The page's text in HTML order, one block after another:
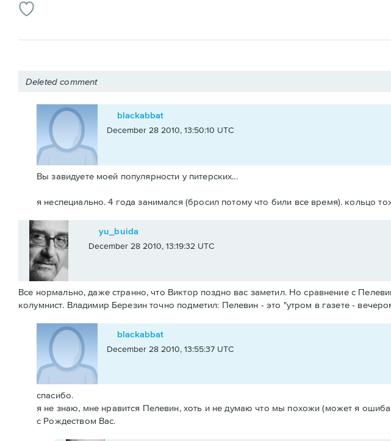
Deleted comment
blackabbat
December 28 2010, 13:50:10 UTC
Вы завидуете моей популярности у питерских...
я неспециально. 4 года занимался (бросил потому что били все время). кольцо
yu_buida
December 28 2010, 13:19:32 UTC
Все нормально, даже странно, что Виктор поздно вас заметил. Но сравнение с
колумнист. Владимир Березин точно подметил: Пелевин - это "утром в газете -
blackabbat
December 28 2010, 13:55:37 UTC
спасибо.
я не знаю, мне нравится Пелевин, хоть и не думаю что мы похожи (может я
с Рождеством Вас.